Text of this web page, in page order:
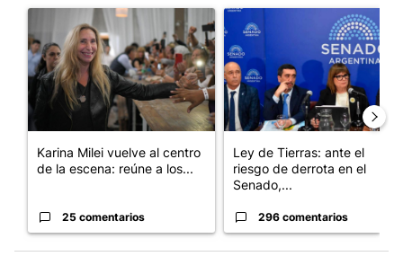
Un artículo de tendencia con el título "Karina Milei vuelve al
Karina Milei vuelve al centro
de la escena: reúne a los...
25 comentarios
Un artículo de tendencia con
Ley de Tierras: ante el
riesgo de derrota en el
Senado,...
296 comentarios